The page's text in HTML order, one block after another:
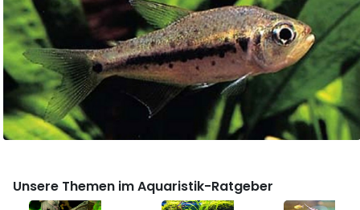
Unsere Themen im Aquaristik-Ratgeber